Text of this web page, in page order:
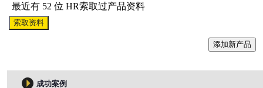
最近有 52 位 HR索取过产品资料
索取资料
添加新产品
成功案例